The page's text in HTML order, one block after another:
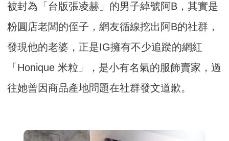
被封為「台版張凌赫」的男子綽號阿B，其實是
粉圓店老闆的侄子，網友循線挖出阿B的社群，
發現他的老婆，正是IG擁有不少追蹤的網紅
「Honique 米粒」，是小有名氣的服飾賣家，過
往她曾因商品產地問題在社群發文道歉。